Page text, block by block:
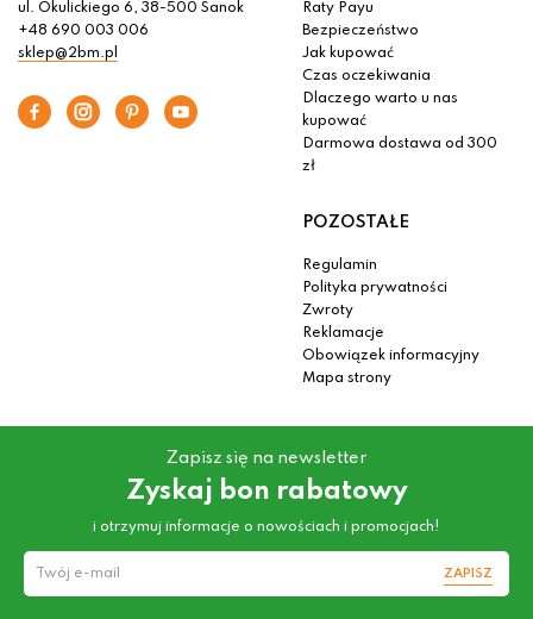
ul. Okulickiego 6, 38-500 Sanok
+48 690 003 006
sklep@2bm.pl
Raty Payu
Bezpieczeństwo
Jak kupować
Czas oczekiwania
Dlaczego warto u nas
kupować
Darmowa dostawa od 300
zł
POZOSTAŁE
Regulamin
Polityka prywatności
Zwroty
Reklamacje
Obowiązek informacyjny
Mapa strony
Zapisz się na newsletter
Zyskaj bon rabatowy
i otrzymuj informacje o nowościach i promocjach!
ZAPISZ